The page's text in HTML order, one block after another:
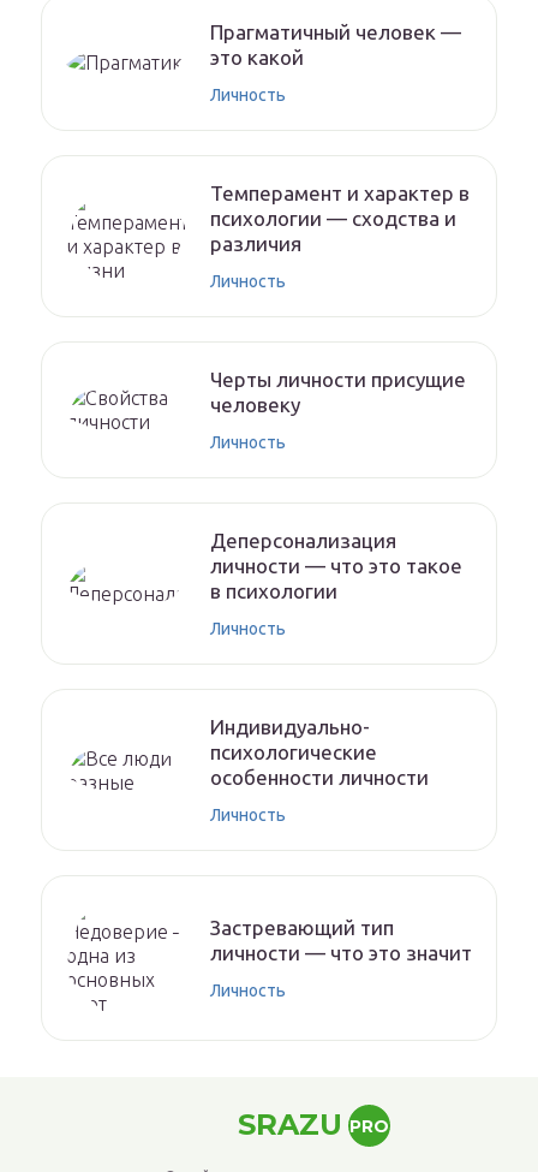
Прагматичный человек —
это какой
Личность
Темперамент и характер в
психологии — сходства и
различия
Личность
Черты личности присущие
человеку
Личность
Деперсонализация
личности — что это такое
в психологии
Личность
Индивидуально-
психологические
особенности личности
Личность
Застревающий тип
личности — что это значит
Личность
SRAZU PRO